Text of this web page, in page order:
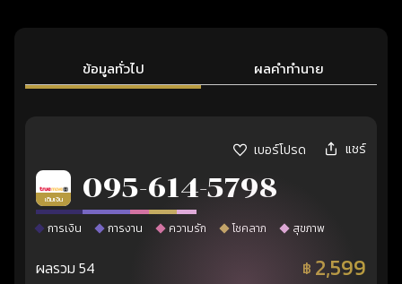
ข้อมูลทั่วไป ผลคำทำนาย
เบอร์โปรด แชร์
เติมเงิน 095-614-5798
การเงิน การงาน ความรัก โชคลาภ สุขภาพ
ผลรวม 54 ฿ 2,599